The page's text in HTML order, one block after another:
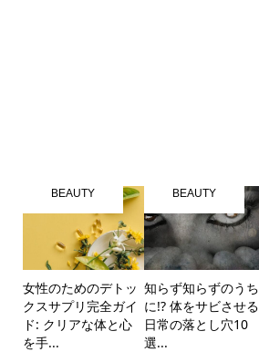
女性のためのデトッ
クスサプリ完全ガイ
ド: クリアな体と心
を手...
BEAUTY
知らず知らずのうち
に!? 体をサビさせる
日常の落とし穴10
選...
BEAUTY